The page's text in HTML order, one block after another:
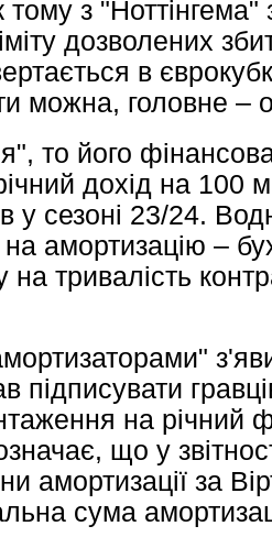
з "Ноттінгема"
дозволених
в
можна, головне –
то його
дохід на 100
у сезоні 23/24.
на амортизацію –
тривалість
підписувати
на річний
що у
амортизації за
сума